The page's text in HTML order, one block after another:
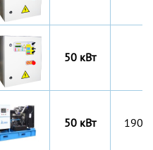
50 кВт
50 кВт